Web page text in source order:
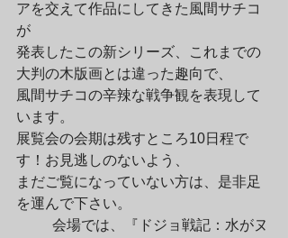
アを交えて作品にしてきた風間サチコ
が
発表したこの新シリーズ、これまでの
大判の木版画とは違った趣向で、
風間サチコの辛辣な戦争観を表現して
います。
展覧会の会期は残すところ10日程で
す！お見逃しのないよう、
まだご覧になっていない方は、是非足
を運んで下さい。